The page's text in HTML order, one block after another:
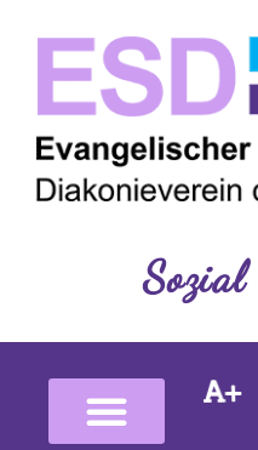
Inhalt
springen